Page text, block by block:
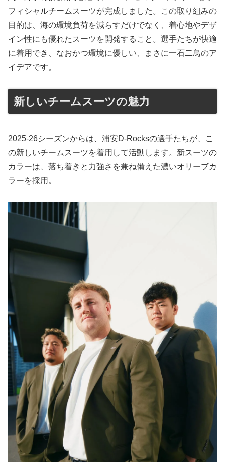
フィシャルチームスーツが完成しました。この取り組みの
目的は、海の環境負荷を減らすだけでなく、着心地やデザ
イン性にも優れたスーツを開発すること。選手たちが快適
に着用でき、なおかつ環境に優しい、まさに一石二鳥のア
イデアです。
新しいチームスーツの魅力
2025-26シーズンからは、浦安D-Rocksの選手たちが、こ
の新しいチームスーツを着用して活動します。新スーツの
カラーは、落ち着きと力強さを兼ね備えた濃いオリーブカ
ラーを採用。